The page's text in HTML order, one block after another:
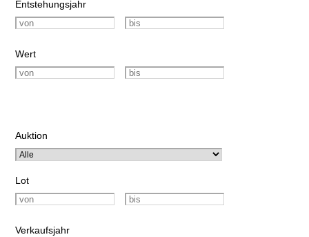
Entstehungsjahr
Wert
Auktion
Lot
Verkaufsjahr